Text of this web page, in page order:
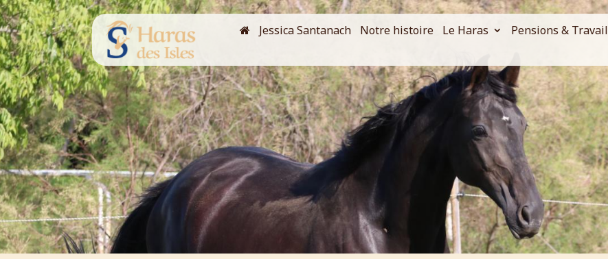
Jessica Santanach Notre histoire Le Haras Pensions & Travail